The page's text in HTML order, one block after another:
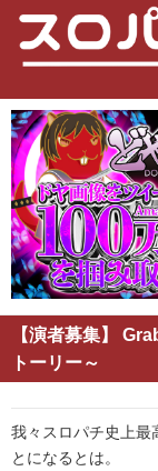
【演者募集】
トーリー～
我々スロパチ史上最
とになるとは。